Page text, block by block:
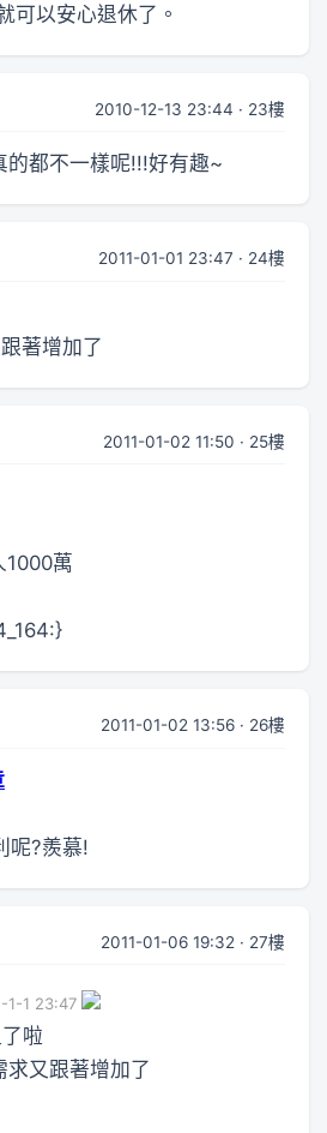
可以安心退休了。
2010-12-13 23:44 · 23樓
的都不一樣呢!!!好有趣~
2011-01-01 23:47 · 24樓
著增加了
2011-01-02 11:50 · 25樓
1000萬
2011-01-02 13:56 · 26樓
呢?羨慕!
2011-01-06 19:32 · 27樓
1-1 23:47
啦
求又跟著增加了